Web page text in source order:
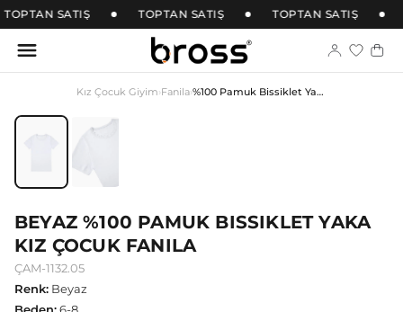
TOPTAN SATIŞ TOPTAN SATIŞ TOPTAN SATIŞ
Kız Çocuk Giyim›Fanila› %100 Pamuk Bissiklet Yaka Kız Çocuk Fanila
BEYAZ %100 PAMUK BISSIKLET YAKA
KIZ ÇOCUK FANILA
ÇAM-1132.05
Renk: Beyaz